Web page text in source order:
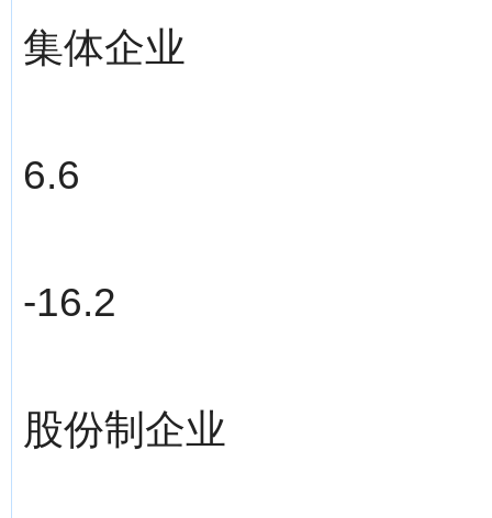
集体企业
6.6
-16.2
股份制企业